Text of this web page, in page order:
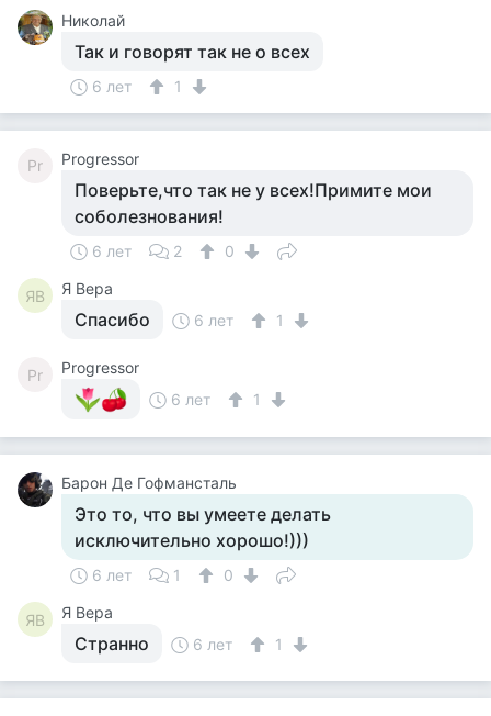
Николай
Так и говорят так не о всех
6 лет 1
Pr Progressor
Поверьте,что так не у всех!Примите мои
соболезнования!
6 лет 2 0
ЯВ Я Вера
Спасибо 6 лет 1
Pr
Progressor
6 лет
1
Барон Де Гофмансталь
Это то, что вы умеете делать
исключительно хорошо!)))
6 лет 1 0
ЯВ Я Вера
Странно 6 лет 1